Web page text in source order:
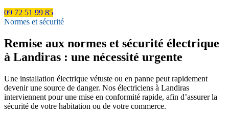
09 72 51 99 85
Normes et sécurité
Remise aux normes et sécurité électrique
à Landiras : une nécessité urgente
Une installation électrique vétuste ou en panne peut rapidement
devenir une source de danger. Nos électriciens à Landiras
interviennent pour une mise en conformité rapide, afin d’assurer la
sécurité de votre habitation ou de votre commerce.